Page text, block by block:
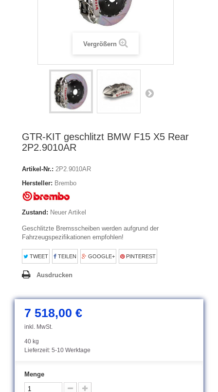
Vergrößern
GTR-KIT geschlitzt BMW F15 X5 Rear
2P2.9010AR
Artikel-Nr.: 2P2.9010AR
Hersteller: Brembo
Zustand: Neuer Artikel
Geschlitzte Bremsscheiben werden aufgrund der
Fahrzeugspezifikationen empfohlen!
TWEET TEILEN GOOGLE+ PINTEREST
Ausdrucken
7 518,00 €
inkl. MwSt.
40 kg
Lieferzeit: 5-10 Werktage
Menge